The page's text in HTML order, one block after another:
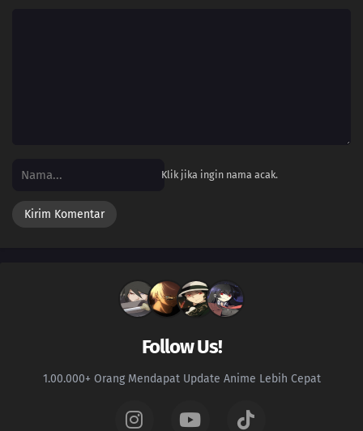
The Approaching Shadow!
Resonating Spirits in a Challenge to Ryme!
Roy and Fuecoco's First Snow!
Dance, Quaxly! The Blue Medali Step!
Food Fit for a Kingambit!
Klik jika ingin nama acak.
Follow Us!
1.00.000+ Orang Mendapat Update Anime Lebih Cepat